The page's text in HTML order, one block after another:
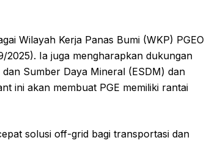
Wilayah Kerja Panas Bumi (WKP) PGEO
Ia juga mengharapkan dukungan
Sumber Daya Mineral (ESDM) dan
ini akan membuat PGE memiliki rantai
solusi off-grid bagi transportasi dan